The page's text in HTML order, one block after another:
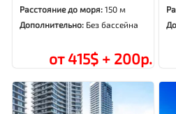
Расстояние до моря:150 м
Дополнительно: Без бассейна
от 415$ + 200р.